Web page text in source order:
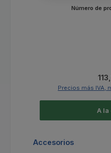
Número de
Precios más IVA,
A la
Omitir la galería de
Accesorios